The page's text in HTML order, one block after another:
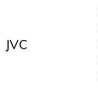
JVC